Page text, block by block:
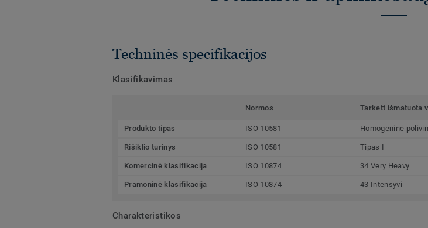
Techninės specifikacijos
Klasifikavimas
Normos Tarkett išmatuota
Produkto tipas ISO 10581 Homogeninė
Rišiklio turinys ISO 10581 Tipas I
Komercinė klasifikacija ISO 10874 34 Very Heavy
Pramoninė klasifikacija ISO 10874 43 Intensyvi
Charakteristikos